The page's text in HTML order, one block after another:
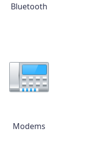
Bluetooth
Modems